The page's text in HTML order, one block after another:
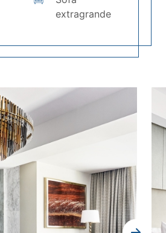
extragrande